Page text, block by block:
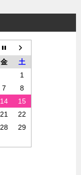
金
土
1
7
8
14
15
21
22
28
29